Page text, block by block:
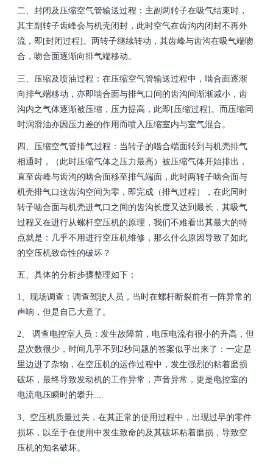
二、封闭及压缩空气管输送过程：主副两转子在吸气结束时，
其主副转子齿峰会与机壳闭封，此时空气在齿沟内闭封不再外
流，即[封闭过程]。两转子继续转动，其齿峰与齿沟在吸气端吻
合，吻合面逐渐向排气端移动。
三、压缩及喷油过程：在压缩空气管输送过程中，啮合面逐渐
向排气端移动，亦即啮合面与排气口间的齿沟间渐渐减小，齿
沟内之气体逐渐被压缩，压力提高，此即[压缩过程]。而压缩同
时润滑油亦因压力差的作用而喷入压缩室内与室气混合。
四、压缩空气管排气过程：当转子的啮合端面转到与机壳排气
相通时，（此时压缩气体之压力最高）被压缩气体开始排出，
直至齿峰与齿沟的啮合面移至排气端面，此时两转子啮合面与
机壳排气口这齿沟空间为零，即完成（排气过程），在此同时
转子啮合面与机壳进气口之间的齿沟长度又达到最长，其吸气
过程又在进行从螺杆空压机的原理，我们不难看出其最大的特
点就是：几乎不用进行空压机维修，那么什么原因导致了如此
的空压机致命性的破坏？
五、具体的分析步骤整理如下：
1、现场调查：调查驾驶人员，当时在螺杆断裂前有一阵异常的
声响，但是自己大意了。
2、 调查电控室人员：发生故障前，电压电流有很小的升高，但
是次数很少，时间几乎不到2秒问题的答案似乎出来了：一定是
里边进了杂物，在空压机的运作过程中，发生强烈的粘着磨损
破坏，最终导致发动机的工作异常，声音异常，更是电控室的
电流电压瞬时的攀升....
3、空压机质量过关，在其正常的使用过程中，出现过早的零件
损坏，以至于在使用中发生致命的及其破坏粘着磨损，导致空
压机的知名破坏。